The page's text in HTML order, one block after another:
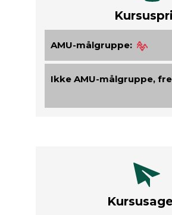
AMU-målgruppe:
Ikke AMU-målgruppe,